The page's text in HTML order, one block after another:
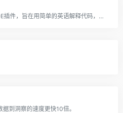
TLDR是一个AI驱动的IDE插件，旨在用简单的英语解释代码，使开发人员能够快速构建无法立即理解的方法的心理上下文。
到洞察的速度更快10倍。